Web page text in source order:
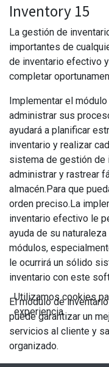
Inventory 15
La gestión de
importantes de
de inventario efectivo
completar
Implementar el
administrar sus
ayudará a planificar
inventario y realizar
sistema de gestión de
administrar y rastrear
almacén.Para que
orden preciso.La
inventario efectivo le
ayuda de su
módulos,
le ocurrirá un sólido
inventario con este
El módulo de
puede garantizar un
servicios al cliente y
organizado.
Utilizamos cookies
experiencia.